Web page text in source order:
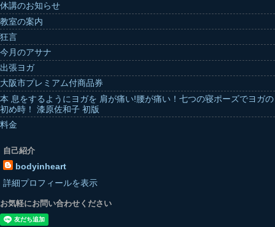
休講のお知らせ
教室の案内
狂言
今月のアサナ
出張ヨガ
大阪市プレミアム付商品券
本 息をするようにヨガを 肩が痛い!腰が痛い！七つの寝ポーズでヨガの
初め時！ 漆原佐和子 初版
料金
自己紹介
bodyinheart
詳細プロフィールを表示
お気軽にお問い合わせください